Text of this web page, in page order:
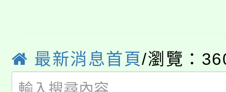
生本土語及新住民語歌
公告本校115學年度第
代理(課)教師甄選結果(
公告本校115學年度第
最新消息首頁/瀏覽：